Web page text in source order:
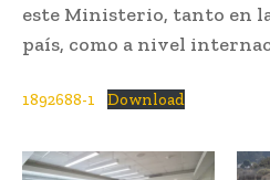
este Ministerio, tanto en
país, como a nivel
1892688-1 Download